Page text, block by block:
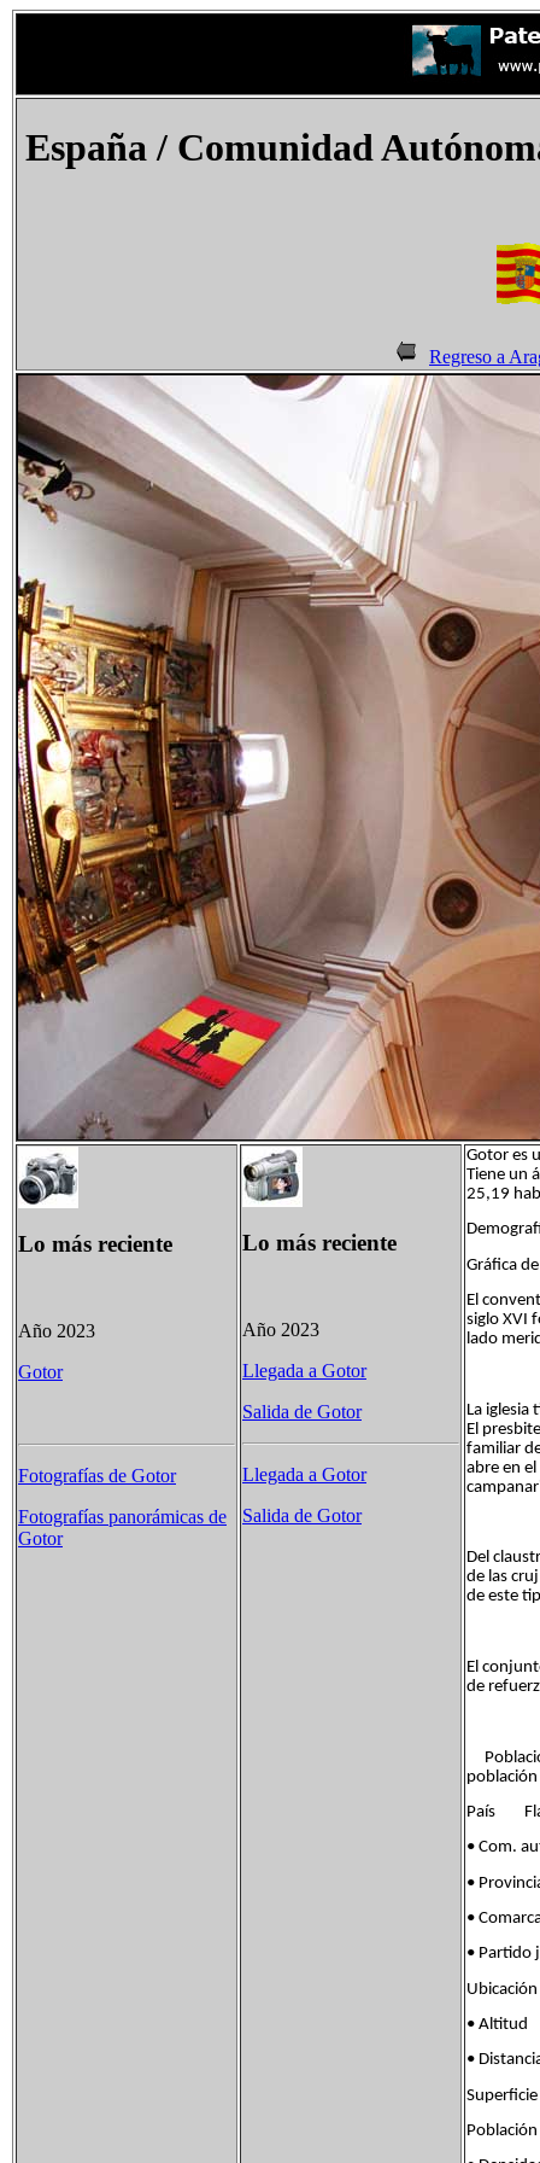
España/ Comunidad
Regreso a
Lo más reciente
Año 2023
Gotor
Fotografías de Gotor
Fotografías panorámicas de
Gotor
Lo más reciente
Año 2023
Llegada a Gotor
Salida de Gotor
Llegada a Gotor
Salida de Gotor
Gotor es
Tiene un
25,19
Gráfica
El
siglo XVI
lado
La iglesia
El
familiar
abre en
Del
de las
de este
El
de
población
País
• Com.
•
•
•
•
•